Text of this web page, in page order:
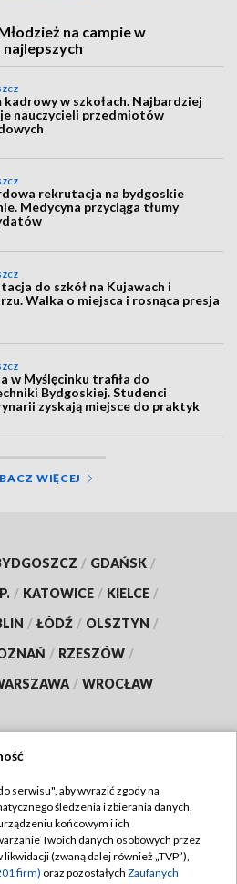
na campie w
najlepszych
kadrowy w szkołach. Najbardziej
nauczycieli przedmiotów
rekrutacja na bydgoskie
Medycyna przyciąga tłumy
do szkół na Kujawach i
Walka o miejsca i rosnąca presja
w Myślęcinku trafiła do
Bydgoskiej. Studenci
zyskają miejsce do praktyk
WIĘCEJ
/ GDAŃSK /
/ KATOWICE / KIELCE /
/ ŁÓDŹ / OLSZTYN /
/ RZESZÓW /
/ WROCŁAW
TVP
TVP
prywatności
serwisu", aby wyrazić zgody na
śledzenia i zbierania danych,
końcowym i ich
Twoich danych osobowych przez
likwidacji (zwaną dalej również „TVP”),
firm) oraz pozostałych Zaufanych